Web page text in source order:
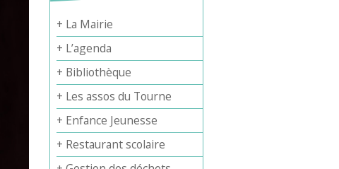
+ La Mairie
+ L’agenda
+ Bibliothèque
+ Les assos du Tourne
+ Enfance Jeunesse
+ Restaurant scolaire